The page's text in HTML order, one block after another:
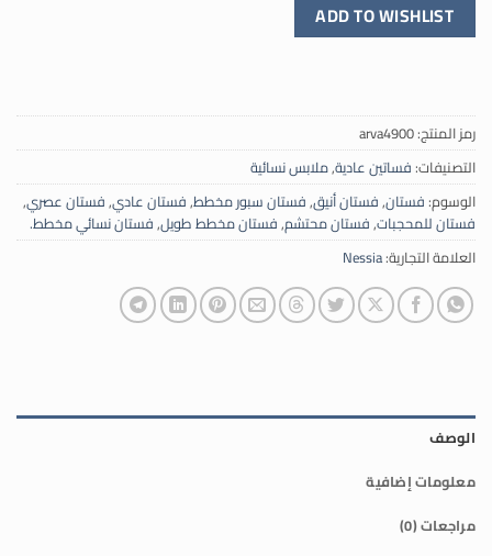
ADD TO WISHLIST
رمز المنتج:arva4900
التصنيفات:فساتين عادية,ملابس نسائية
الوسوم:فستان,فستان أنيق,فستان سبور مخطط,فستان عادي,فستان عصري,
فستان للمحجبات,فستان محتشم,فستان مخطط طويل,فستان نسائي مخطط.
العلامة التجارية:Nessia
الوصف
معلومات إضافية
مراجعات (0)